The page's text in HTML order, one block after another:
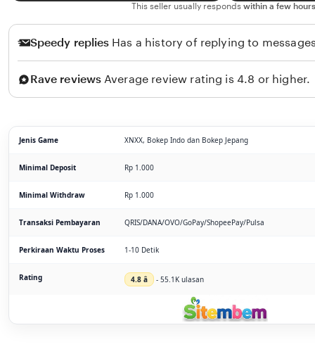
This seller usually responds within a few
Speedy replies Has a history of replying to
Rave reviews Average review rating is 4.8 or higher.
Jenis Game XNXX, Bokep Indo dan Bokep Jepang
Minimal Deposit Rp 1.000
Minimal Withdraw Rp 1.000
Transaksi Pembayaran QRIS/DANA/OVO/GoPay/ShopeePay/Pulsa
Perkiraan Waktu Proses 1-10 Detik
Rating 4.8 â­ - 55.1K ulasan